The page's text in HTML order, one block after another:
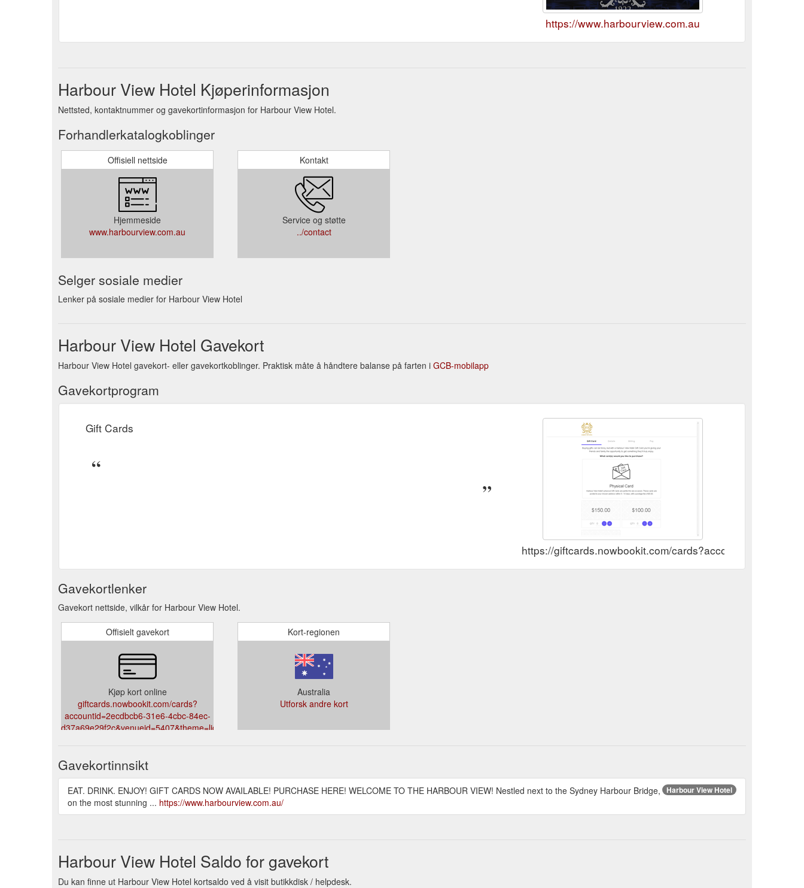
https://www.harbourview.com.au
Harbour View Hotel Kjøperinformasjon
Nettsted, kontaktnummer og gavekortinformasjon for Harbour View Hotel.
Forhandlerkatalogkoblinger
Offisiell nettside
Hjemmeside
www.harbourview.com.au
Kontakt
Service og støtte
../contact
Selger sosiale medier
Lenker på sosiale medier for Harbour View Hotel
Harbour View Hotel Gavekort
Harbour View Hotel gavekort- eller gavekortkoblinger. Praktisk måte å håndtere balanse på farten i GCB-mobilapp
Gavekortprogram
Gift Cards
https://giftcards.nowbookit.com/
Gavekortlenker
Gavekort nettside, vilkår for Harbour View Hotel.
Offisielt gavekort
Kjøp kort online
giftcards.nowbookit.com/cards?
accountid=2ecdbcb6-31e6-4cbc-84ec-
d37a69e29f2c&venueid=5407&theme=light&accent=33,15,243
Kort-regionen
Australia
Utforsk andre kort
Gavekortinnsikt
Harbour View Hotel
EAT. DRINK. ENJOY! GIFT CARDS NOW AVAILABLE! PURCHASE HERE! WELCOME TO THE HARBOUR VIEW! Nestled next to the Sydney Harbour Bridge,
on the most stunning ... https://www.harbourview.com.au/
Harbour View Hotel Saldo for gavekort
Du kan finne ut Harbour View Hotel kortsaldo ved å visit butikkdisk / helpdesk.